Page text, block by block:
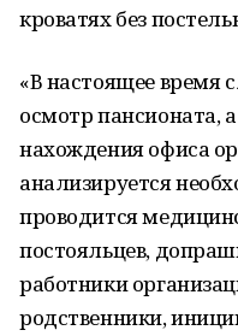
кроватях без
«В настоящее время
осмотр пансионата,
нахождения офиса
анализируется
проводится
постояльцев,
работники
родственники,